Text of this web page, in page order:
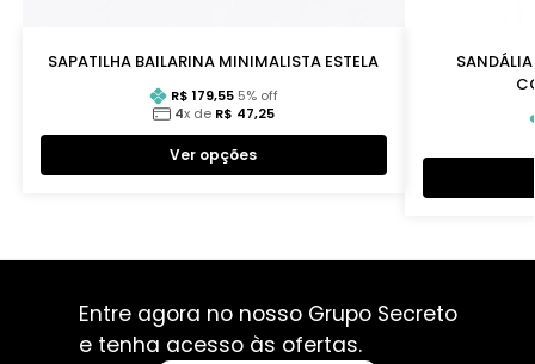
SAPATILHA BAILARINA MINIMALISTA ESTELA
R$ 179,55 5% off
4x de R$ 47,25
Ver opções
Entre agora no nosso Grupo Secreto
e tenha acesso às ofertas.